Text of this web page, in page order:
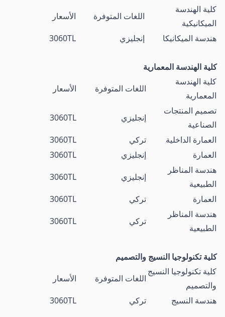
كلية الهندسة
الميكانيكية
اللغات المتوفرة
الأسعار
هندسة الميكانيكا
إنجليزي 3060TL
كلية الهندسة المعمارية
كلية الهندسة
المعمارية
اللغات المتوفرة
الأسعار
تصميم المنتجات
الصناعية
إنجليزي
3060TL
العمارة الداخلية
تركي
3060TL
العمارة
إنجليزي
3060TL
هندسة المناظر
الطبيعية
إنجليزي
3060TL
العمارة
تركي
3060TL
هندسة المناظر
الطبيعية
تركي 3060TL
كلية تكنولوجيا النسيج والتصميم
كلية تكنولوجيا النسيج
والتصميم
اللغات المتوفرة
الأسعار
هندسة النسيج
تركي 3060TL